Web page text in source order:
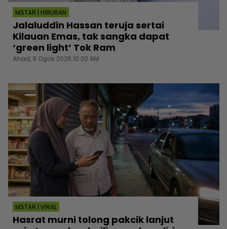
MSTAR | HIBURAN
Jalaluddin Hassan teruja sertai
Kilauan Emas, tak sangka dapat
‘green light’ Tok Ram
Ahad, 9 Ogos 2026 10:30 AM
MSTAR | VIRAL
Hasrat murni tolong pakcik lanjut